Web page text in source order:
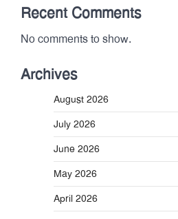
Recent Comments
No comments to show.
Archives
August 2026
July 2026
June 2026
May 2026
April 2026